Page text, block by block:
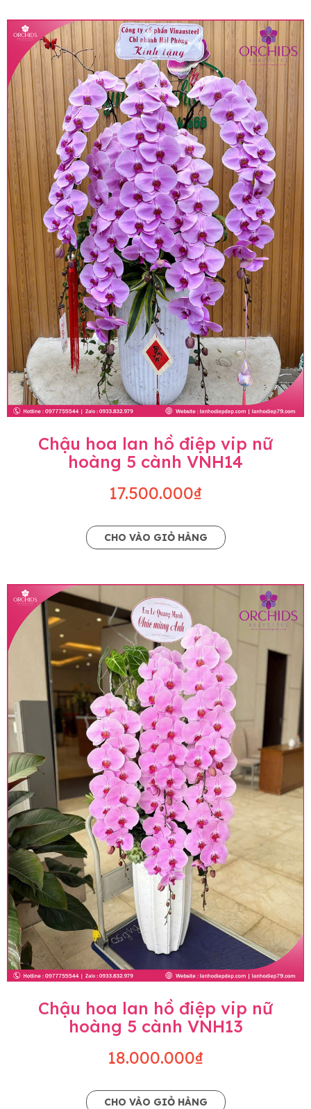
• Giá trên được miễn ship giao trong nội thành,
miễn phí in thiệp - banner theo yêu cầu khách
hàng.
• Beautiful Orchids liên kết với các cửa hàng
trên toàn quốc để phục vụ giao hoa tận nơi, mỗi
khu vực sẽ có mức giá khác nhau (tùy vào chi
phí mặt bằng, nguyên vật liệu,..) nên giá có thể sẽ
thay đổi so với giá niêm yết trên website. Khách
hàng ở Tỉnh thành khác vui lòng chủ động hỏi lại
giá trước khi đặt hàng, shop sẽ chủ động báo giá
chính xác khi có địa chỉ giao hàng cụ thể.
Chậu hoa lan hồ điệp vip nữ
hoàng 5 cành VNH14
17.500.000₫
CHO VÀO GIỎ HÀNG
Chậu hoa lan hồ điệp vip nữ
hoàng 5 cành VNH13
18.000.000₫
CHO VÀO GIỎ HÀNG